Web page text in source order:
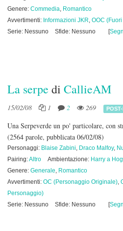
Genere: Commedia, Romantico
Avvertimenti: Informazioni JKR, OOC
Serie: Nessuno
Sfide: Nessuno [
La serpe di CallieAM
15/02/08 1 2 269
Una Serpeverde un po' particolare, con
(2564 parole, pubblicata 06/02/08)
Personaggi: Blaise Zabini, Draco Malfoy,
Pairing:Altro Ambientazione: Harry a
Genere: Generale, Romantico
Avvertimenti: OC (Personaggio Originale),
Personaggio)
Serie: Nessuno
Sfide: Nessuno [